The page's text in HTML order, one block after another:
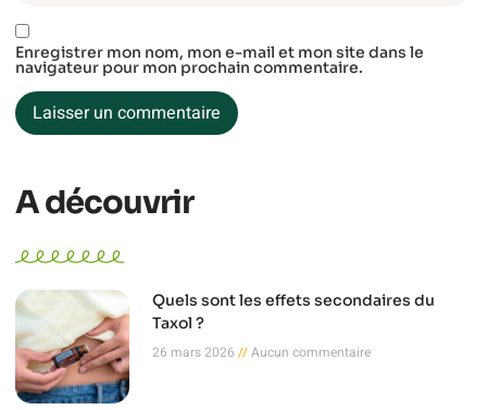
Enregistrer mon nom, mon e-mail et mon site dans le
navigateur pour mon prochain commentaire.
A découvrir
Quels sont les effets secondaires du
Taxol ?
26 mars 2026
Aucun commentaire